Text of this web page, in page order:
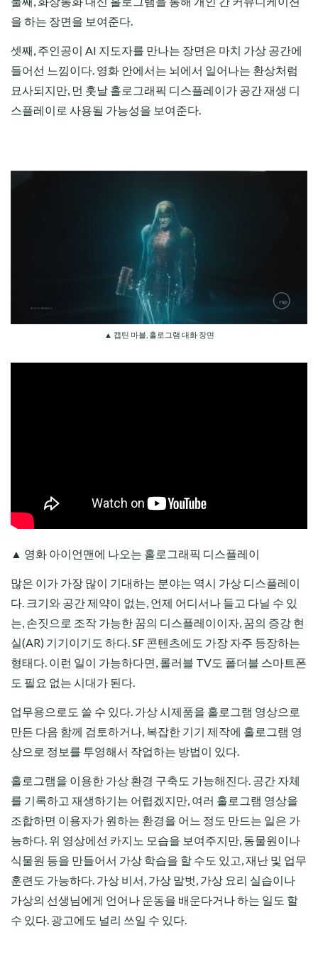
을 하는 장면을 보여준다.
셋째, 주인공이 AI 지도자를 만나는 장면은 마치 가상 공간에
들어선 느낌이다. 영화 안에서는 뇌에서 일어나는 환상처럼
묘사되지만, 먼 훗날 홀로그래픽 디스플레이가 공간 재생 디
스플레이로 사용될 가능성을 보여준다.
▲ 캡틴 마블, 홀로그램 대화 장면
▲ 영화 아이언맨에 나오는 홀로그래픽 디스플레이
많은 이가 가장 많이 기대하는 분야는 역시 가상 디스플레이
다. 크기와 공간 제약이 없는, 언제 어디서나 들고 다닐 수 있
는, 손짓으로 조작 가능한 꿈의 디스플레이이자, 꿈의 증강 현
실(AR) 기기이기도 하다. SF 콘텐츠에도 가장 자주 등장하는
형태다. 이런 일이 가능하다면, 롤러블 TV도 폴더블 스마트폰
도 필요 없는 시대가 된다.
업무용으로도 쓸 수 있다. 가상 시제품을 홀로그램 영상으로
만든 다음 함께 검토하거나, 복잡한 기기 제작에 홀로그램 영
상으로 정보를 투영해서 작업하는 방법이 있다.
홀로그램을 이용한 가상 환경 구축도 가능해진다. 공간 자체
를 기록하고 재생하기는 어렵겠지만, 여러 홀로그램 영상을
조합하면 이용자가 원하는 환경을 어느 정도 만드는 일은 가
능하다. 위 영상에선 카지노 모습을 보여주지만, 동물원이나
식물원 등을 만들어서 가상 학습을 할 수도 있고, 재난 및 업무
훈련도 가능하다. 가상 비서, 가상 말벗, 가상 요리 실습이나
가상의 선생님에게 언어나 운동을 배운다거나 하는 일도 할
수 있다. 광고에도 널리 쓰일 수 있다.